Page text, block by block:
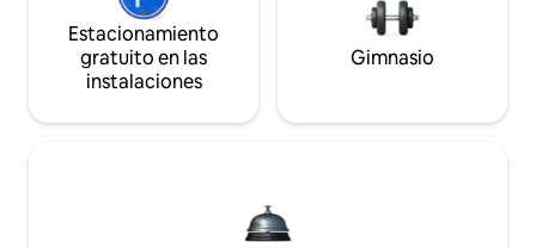
Estacionamiento
gratuito en las
instalaciones
Gimnasio